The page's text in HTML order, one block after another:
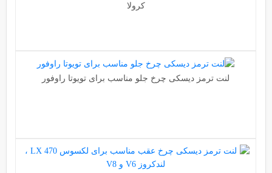
کرولا
لنت ترمز دیسکی چرخ جلو مناسب برای تویوتا راوفور